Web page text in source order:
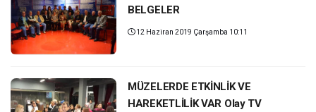
BELGELER
12 Haziran 2019 Çarşamba 10:11
MÜZELERDE ETKİNLİK VE
HAREKETLİLİK VAR Olay TV